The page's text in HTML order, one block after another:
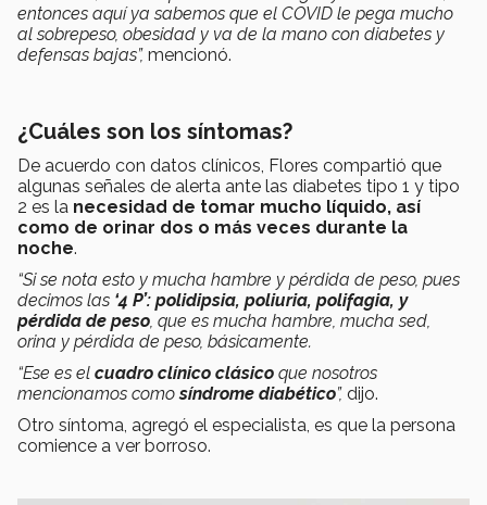
entonces aquí ya sabemos que el COVID le pega mucho
al sobrepeso, obesidad y va de la mano con diabetes y
defensas bajas”, mencionó.
¿Cuáles son los síntomas?
De acuerdo con datos clínicos, Flores compartió que
algunas señales de alerta ante las diabetes tipo 1 y tipo
2 es la necesidad de tomar mucho líquido, así
como de orinar dos o más veces durante la
noche.
“Si se nota esto y mucha hambre y pérdida de peso, pues
decimos las ‘4 P’: polidipsia, poliuria, polifagia, y
pérdida de peso , que es mucha hambre, mucha sed,
orina y pérdida de peso, básicamente.
“Ese es el cuadro clínico clásico que nosotros
mencionamos comosíndrome diabético”, dijo.
Otro síntoma, agregó el especialista, es que la persona
comience a ver borroso.